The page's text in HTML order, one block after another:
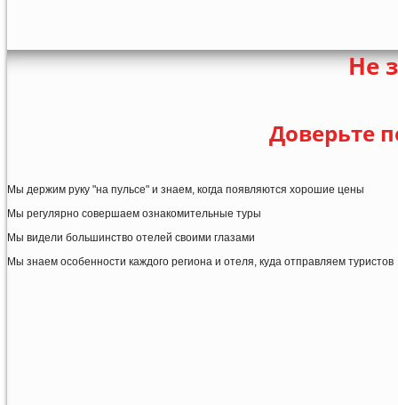
Не
Доверьте
Мы держим руку "на пульсе" и знаем, когда появляются хорошие цены
Мы регулярно совершаем ознакомительные туры
Мы видели большинство отелей своими глазами
Мы знаем особенности каждого региона и отеля, куда отправляем туристов